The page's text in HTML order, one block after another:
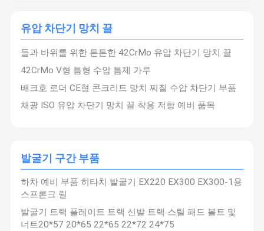
집 제품 비디오
우리 에 관한
공장 투어 품질 관리
유압 차단기 망치 끌
돌과 바위를 위한 튼튼한 42CrMo 유압 차단기 망치 끌
42CrMo V형 틈형 수압 틈제 가루
배크호 로더 CE형 콘크리트 망치 찌질 수압 차단기 부품
채광 ISO 유압 차단기 망치 끌 착용 저항 예비 품목
발굴기 구간 부품
하차 예비 부품 히타치 발굴기 EX220 EX300 EX300-1용
스프론크 릴
발굴기 트랙 플레이트 트랙 신발 트랙 스틸 패드 볼트 및
너트20*57 20*65 22*65 22*72 24*75
2012 년에 설립되었습니다. 그것은
발굴기 액세서리 및 발굴기용 다양한 지원 운영 장치의 생
산에 전문화된 현대 기업입니다.독일과 일본에서 수입한 다
양한 고급 생산 장비와 정밀 테스트 장비가 있습니다.우리
는 품질이 기업의 생명이라고 굳게 믿습니다.생산에서 자체
제작 부품의 품질과 생산 프로세스를 엄격히 통제합니다.,
그리고 고품질의 제품을 만듭니다.
발굴기 액세서리: 엔진, 수압 펌프, 스윙 모터, 여행 모터, 주
제어 밸브, 회전 관절, 수압 밀폐 키트, 버킷, 리퍼, 차시 부
품.
수압 브레이커 부품은: KRUPP, ATLAS COPCO,
SOOSAN, FURUKAWA, SANDVIK/RAMMER,
MONTBERT, INDECO, NPK, TOKU, DAEMO, MKB,
TEISAKU, HANMA, HANWOOD, MSB, GENERAL
BREAKER, COMET,기적, 도요, 오카다, KCB, 더블 불,
NUKES, A ONE, EDT, KWANGLIM, BLT, DAEKKD 등;